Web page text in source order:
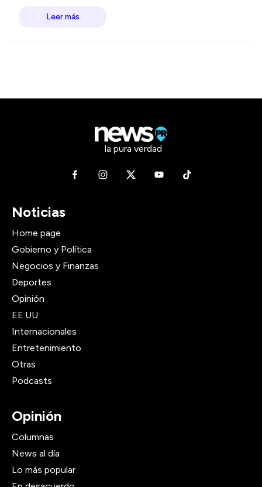
Leer más
la pura verdad
Noticias
Home page
Gobierno y Política
Negocios y Finanzas
Deportes
Opinión
EE.UU
Internacionales
Entretenimiento
Otras
Podcasts
Opinión
Columnas
News al día
Lo más popular